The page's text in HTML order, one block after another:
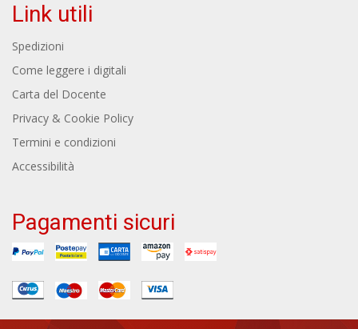
Link utili
Spedizioni
Come leggere i digitali
Carta del Docente
Privacy & Cookie Policy
Termini e condizioni
Accessibilità
Pagamenti sicuri